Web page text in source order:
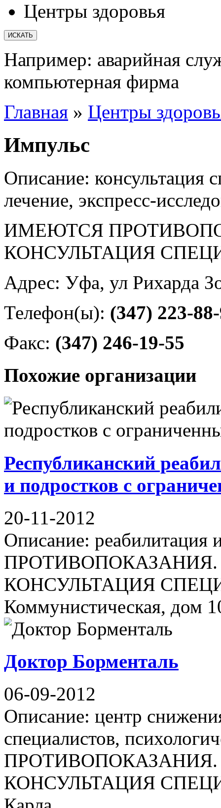
Центры здоровья
Например: аварийная
компьютерная фирма
Главная » Центры
Импульс
Описание: консультация
лечение, экспресс-
ИМЕЮТСЯ
КОНСУЛЬТАЦИЯ
Адрес: Уфа, ул Рихарда
Телефон(ы): (347) 223-
Факс: (347) 246-19-55
Похожие организации
Республиканский
и подростков с
20-11-2012
Описание:
КОНСУЛЬТАЦИЯ
Коммунистическая, дом
Доктор Борменталь
06-09-2012
Описание: центр
специалистов,
КОНСУЛЬТАЦИЯ